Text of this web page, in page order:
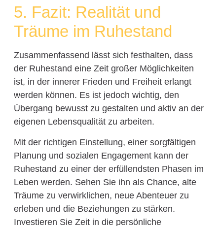
5. Fazit: Realität und
Träume im Ruhestand
Zusammenfassend lässt sich festhalten, dass
der Ruhestand eine Zeit großer Möglichkeiten
ist, in der innerer Frieden und Freiheit erlangt
werden können. Es ist jedoch wichtig, den
Übergang bewusst zu gestalten und aktiv an der
eigenen Lebensqualität zu arbeiten.
Mit der richtigen Einstellung, einer sorgfältigen
Planung und sozialen Engagement kann der
Ruhestand zu einer der erfüllendsten Phasen im
Leben werden. Sehen Sie ihn als Chance, alte
Träume zu verwirklichen, neue Abenteuer zu
erleben und die Beziehungen zu stärken.
Investieren Sie Zeit in die persönliche